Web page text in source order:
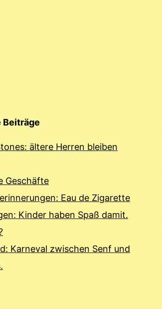
Beiträge
ältere Herren bleiben
Geschäfte
Eau de Zigarette
Kinder haben Spaß damit.
Karneval zwischen Senf und